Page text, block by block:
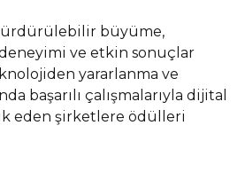
büyüme,
ve etkin sonuçlar
yararlanma ve
başarılı çalışmalarıyla dijital
eden şirketlere ödülleri